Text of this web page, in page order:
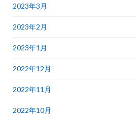
2023年3月
2023年2月
2023年1月
2022年12月
2022年11月
2022年10月